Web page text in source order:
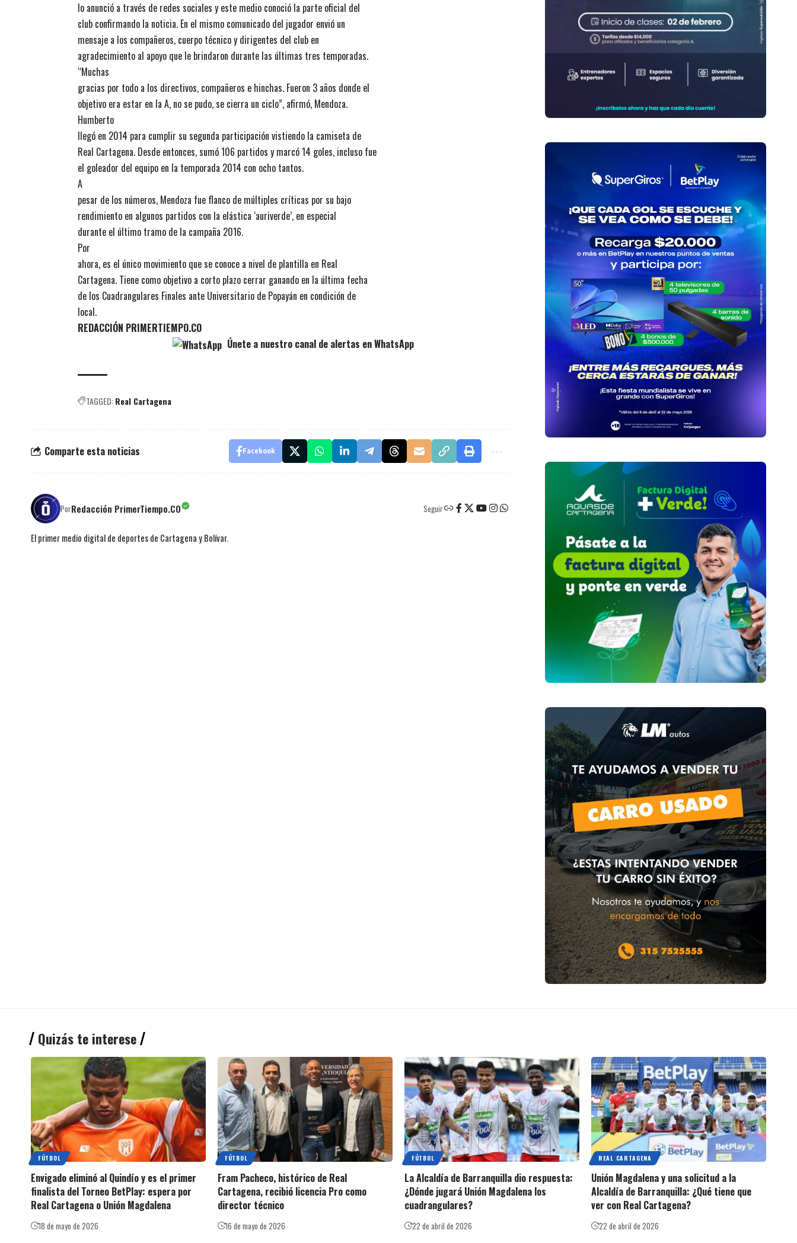
lo anunció a través de redes sociales y este medio conoció la parte oficial del
club confirmando la noticia. En el mismo comunicado del jugador envió un
mensaje a los compañeros, cuerpo técnico y dirigentes del club en
agradecimiento al apoyo que le brindaron durante las últimas tres temporadas.
“Muchas
gracias por todo a los directivos, compañeros e hinchas. Fueron 3 años donde el
objetivo era estar en la A, no se pudo, se cierra un ciclo”, afirmó, Mendoza.
Humberto
llegó en 2014 para cumplir su segunda participación vistiendo la camiseta de
Real Cartagena. Desde entonces, sumó 106 partidos y marcó 14 goles, incluso fue
el goleador del equipo en la temporada 2014 con ocho tantos.
A
pesar de los números, Mendoza fue flanco de múltiples críticas por su bajo
rendimiento en algunos partidos con la elástica ‘auriverde’, en especial
durante el último tramo de la campaña 2016.
Por
ahora, es el único movimiento que se conoce a nivel de plantilla en Real
Cartagena. Tiene como objetivo a corto plazo cerrar ganando en la última fecha
de los Cuadrangulares Finales ante Universitario de Popayán en condición de
local.
REDACCIÓN PRIMERTIEMPO.CO
Únete a nuestro canal de alertas en WhatsApp
TAGGED:Real Cartagena
Comparte esta noticias Facebook
PorRedacción PrimerTiempo.CO Seguir
El primer medio digital de deportes de Cartagena y Bolívar.
Quizás te interese
FÚTBOL
Envigado eliminó al Quindío y es el primer
finalista del Torneo BetPlay: espera por
Real Cartagena o Unión Magdalena
18 de mayo de 2026
FÚTBOL
Fram Pacheco, histórico de Real
Cartagena, recibió licencia Pro como
director técnico
16 de mayo de 2026
FÚTBOL
La Alcaldía de Barranquilla dio respuesta:
¿Dónde jugará Unión Magdalena los
cuadrangulares?
22 de abril de 2026
REAL CARTAGENA
Unión Magdalena y una solicitud a la
Alcaldía de Barranquilla: ¿Qué tiene que
ver con Real Cartagena?
22 de abril de 2026